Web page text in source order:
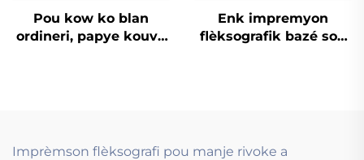
Pou kow ko blan
ordineri, papye kouvè
Enk impremyon
flèksografik bazé sou
Imprèmson flèksografi pou manje rivoke a